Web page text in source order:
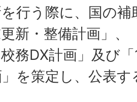
行う際に、国の
新・整備計画」、
務DX計画」及び
を策定し、公表